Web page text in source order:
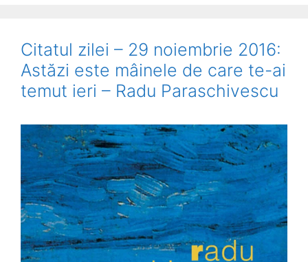
Citatul zilei – 29 noiembrie 2016:
Astăzi este mâinele de care te-ai
temut ieri – Radu Paraschivescu